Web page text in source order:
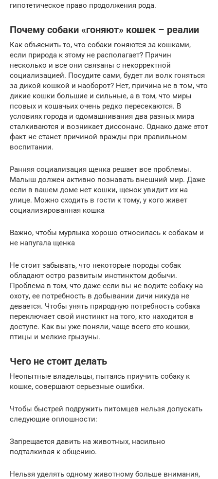
гипотетическое право продолжения рода.
Почему собаки «гоняют» кошек – реалии
Как объяснить то, что собаки гоняются за кошками,
если природа к этому не располагает? Причин
несколько и все они связаны с некорректной
социализацией. Посудите сами, будет ли волк гоняться
за дикой кошкой и наоборот? Нет, причина не в том, что
дикие кошки большие и сильные, а в том, что миры
псовых и кошачьих очень редко пересекаются. В
условиях города и одомашнивания два разных мира
сталкиваются и возникает диссонанс. Однако даже этот
факт не станет причиной вражды при правильном
воспитании.
Ранняя социализация щенка решает все проблемы.
Малыш должен активно познавать внешний мир. Даже
если в вашем доме нет кошки, щенок увидит их на
улице. Можно сходить в гости к тому, у кого живет
социализированная кошка
Важно, чтобы мурлыка хорошо относилась к собакам и
не напугала щенка
Не стоит забывать, что некоторые породы собак
обладают остро развитым инстинктом добычи.
Проблема в том, что даже если вы не водите собаку на
охоту, ее потребность в добывании дичи никуда не
девается. Чтобы унять природную потребность собака
переключает свой инстинкт на того, кто находится в
доступе. Как вы уже поняли, чаще всего это кошки,
птицы и мелкие грызуны.
Чего не стоит делать
Неопытные владельцы, пытаясь приучить собаку к
кошке, совершают серьезные ошибки.
Чтобы быстрей подружить питомцев нельзя допускать
следующие оплошности:
Запрещается давить на животных, насильно
подталкивая к общению.
Нельзя уделять одному животному больше внимания,